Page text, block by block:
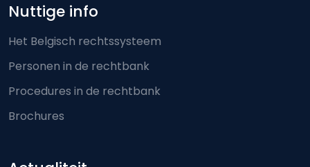
Nuttige info
Het Belgisch rechtssysteem
Personen in de rechtbank
Procedures in de rechtbank
Brochures